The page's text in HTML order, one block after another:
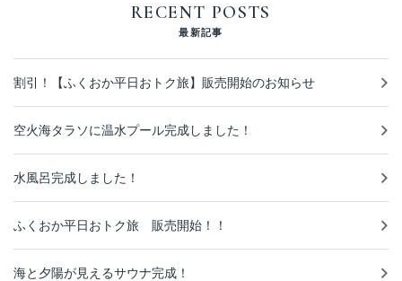
RECENT POSTS
最新記事
割引！【ふくおか平日おトク旅】販売開始のお知らせ
空火海タラソに温水プール完成しました！
水風呂完成しました！
ふくおか平日おトク旅 販売開始！！
海と夕陽が見えるサウナ完成！